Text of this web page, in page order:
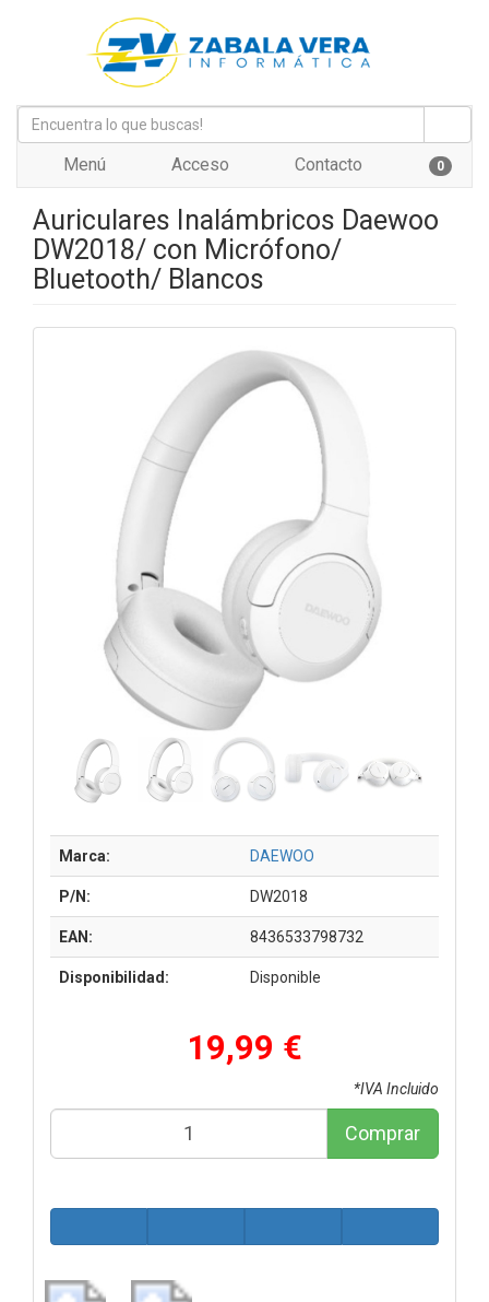
Menú Acceso Contacto 0
Auriculares Inalámbricos Daewoo
DW2018/ con Micrófono/
Bluetooth/ Blancos
Marca: DAEWOO
P/N: DW2018
EAN: 8436533798732
Disponibilidad: Disponible
19,99 €
*IVA Incluido
Comprar